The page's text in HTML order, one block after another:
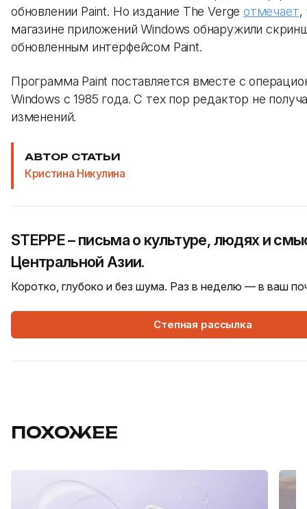
обновлении Paint. Но издание The Verge отмечает,
магазине приложений Windows обнаружили
обновленным интерфейсом Paint.
Программа Paint поставляется вместе с
Windows с 1985 года. С тех пор редактор не
изменений.
АВТОР СТАТЬИ
Кристина Никулина
STEPPE – письма о культуре, людях и
Центральной Азии.
Коротко, глубоко и без шума. Раз в неделю — в ваш
Степная рассылка
ПОХОЖЕЕ